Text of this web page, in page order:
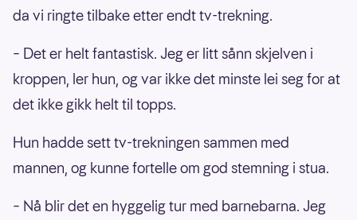
da vi ringte tilbake etter endt tv-trekning.
– Det er helt fantastisk. Jeg er litt sånn skjelven i
kroppen, ler hun, og var ikke det minste lei seg for at
det ikke gikk helt til topps.
Hun hadde sett tv-trekningen sammen med
mannen, og kunne fortelle om god stemning i stua.
– Nå blir det en hyggelig tur med barnebarna. Jeg